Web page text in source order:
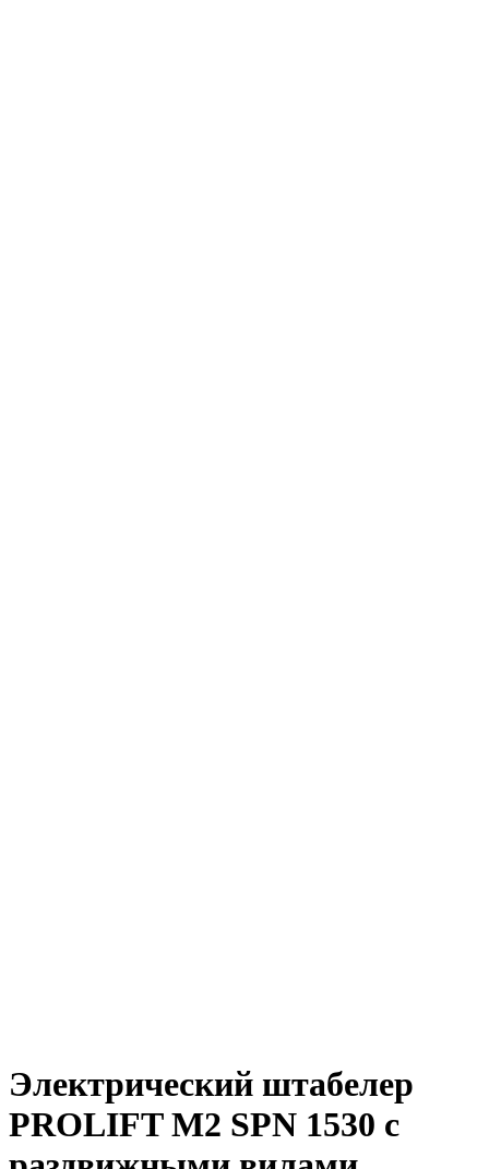
Электрический штабелер
PROLIFT M2 SPN 1530 с